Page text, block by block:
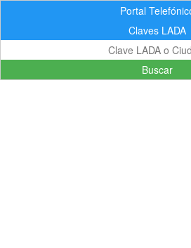
Portal
Claves LADA
Buscar